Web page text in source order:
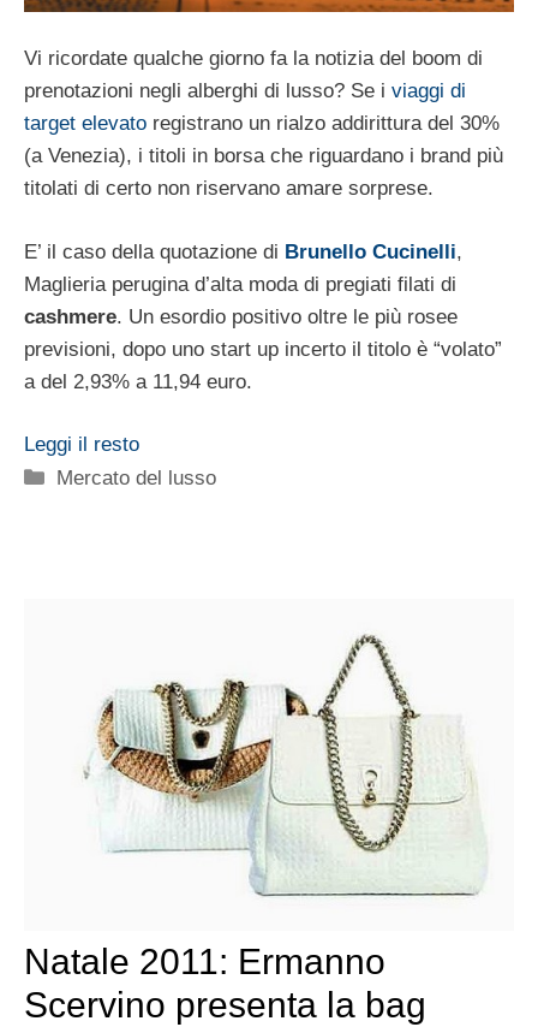
Vi ricordate qualche giorno fa la notizia del boom di
prenotazioni negli alberghi di lusso? Se i viaggi di
target elevato registrano un rialzo addirittura del 30%
(a Venezia), i titoli in borsa che riguardano i brand più
titolati di certo non riservano amare sorprese.
E’ il caso della quotazione di Brunello Cucinelli,
Maglieria perugina d’alta moda di pregiati filati di
cashmere. Un esordio positivo oltre le più rosee
previsioni, dopo uno start up incerto il titolo è “volato”
a del 2,93% a 11,94 euro.
Leggi il resto
Categorie
Mercato del lusso
Natale 2011: Ermanno
Scervino presenta la bag